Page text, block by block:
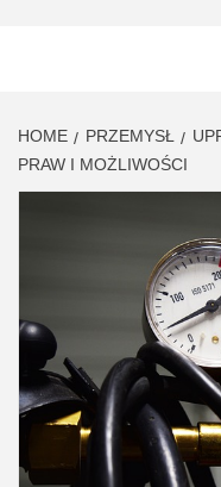
HOME PRZEMYSŁ
PRAW I MOŻLIWOŚCI